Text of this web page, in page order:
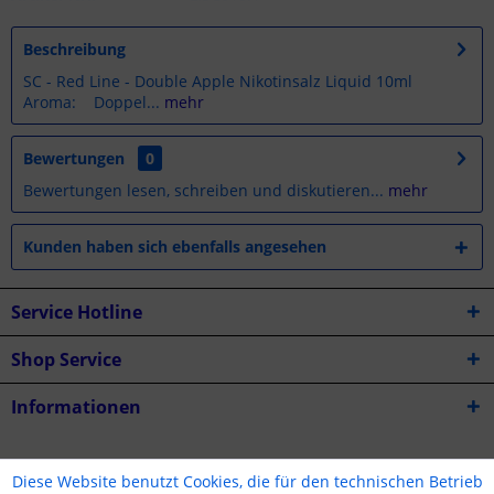
Beschreibung
SC - Red Line - Double Apple Nikotinsalz Liquid 10ml
Aroma: Doppel... mehr
Bewertungen
0
Bewertungen lesen, schreiben und diskutieren... mehr
Kunden haben sich ebenfalls angesehen
Service Hotline
Shop Service
Informationen
* Alle Preise inkl. gesetzl. Mehrwertsteuer zzgl.Versandkosten
Diese Website benutzt Cookies, die für den technischen Betrieb